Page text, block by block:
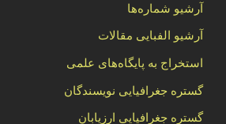
آرشیو شماره‌ها
آرشیو الفبایی مقالات
استخراج به پایگاه‌های علمی
گستره جغرافیایی نویسندگان
گستره جغرافیایی ارزیابان